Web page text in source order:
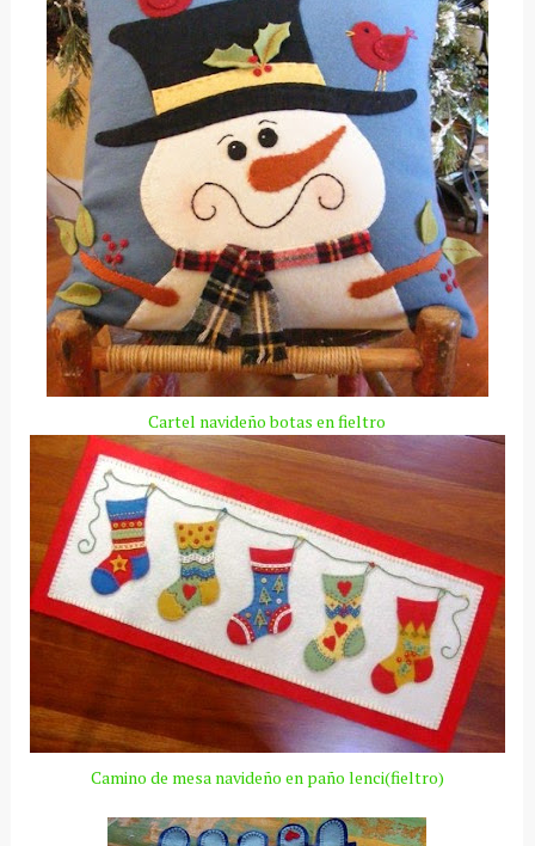
Cartel navideño botas en fieltro
Camino de mesa navideño en paño lenci(fieltro)